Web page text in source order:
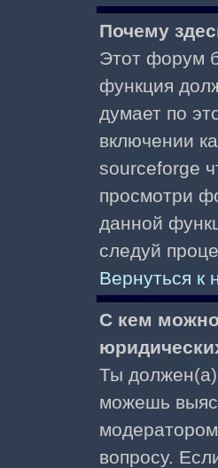
Почему
Этот форум
функция
думает по
включении
sourceforge
просмотри
данной
следуй
Вернуться к
С кем можно
Ты
можешь
вопросу.